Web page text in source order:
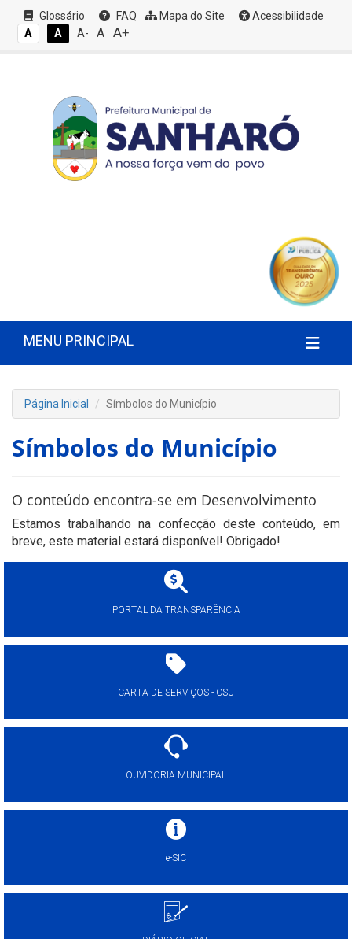
Glossário FAQ Mapa do Site
Acessibilidade
A
A A- A A+
MENU PRINCIPAL
Página Inicial Símbolos do Município
Símbolos do Município
O conteúdo encontra-se em Desenvolvimento
Estamos trabalhando na confecção deste conteúdo, em
breve, este material estará disponível! Obrigado!
PORTAL DA TRANSPARÊNCIA
CARTA DE SERVIÇOS - CSU
OUVIDORIA MUNICIPAL
e-SIC